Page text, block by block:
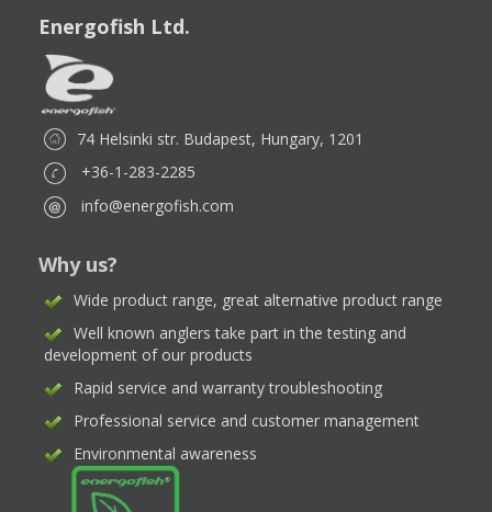
Energofish Ltd.
74 Helsinki str. Budapest, Hungary, 1201
+36-1-283-2285
info@energofish.com
Why us?
Wide product range, great alternative product range
Well known anglers take part in the testing and
development of our products
Rapid service and warranty troubleshooting
Professional service and customer management
Environmental awareness